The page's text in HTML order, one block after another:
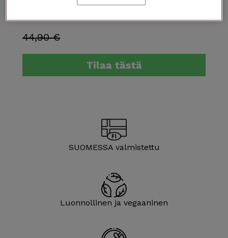
44,90 €
Tilaa tästä
SUOMESSA valmistettu
Luonnol­linen ja vegaaninen